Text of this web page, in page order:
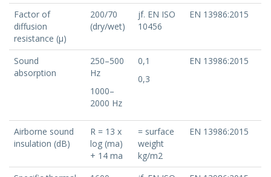
Factor of
diffusion
resistance (μ)
200/70
(dry/wet)
jf. EN ISO
10456
EN 13986:2015
Sound
absorption
250–500
Hz
1000–
2000 Hz
0,1
0,3
EN 13986:2015
Airborne sound
insulation (dB)
R = 13 x
log (ma)
+ 14 ma
= surface
weight
kg/m2
EN 13986:2015